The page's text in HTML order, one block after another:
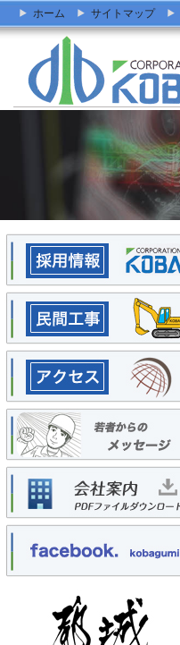
ホーム サイトマップ